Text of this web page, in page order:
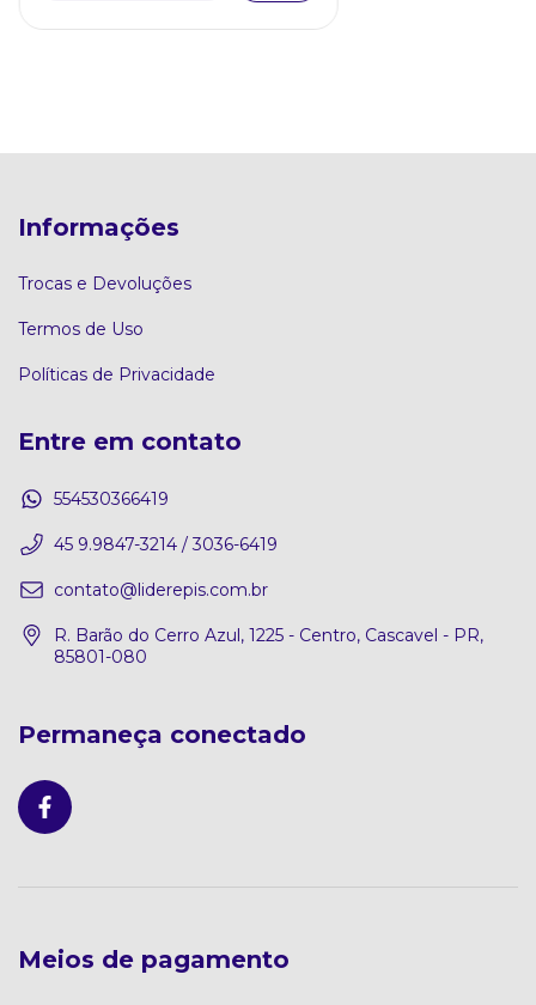
Informações
Trocas e Devoluções
Termos de Uso
Políticas de Privacidade
Entre em contato
554530366419
45 9.9847-3214 / 3036-6419
contato@liderepis.com.br
R. Barão do Cerro Azul, 1225 - Centro, Cascavel - PR,
85801-080
Permaneça conectado
Meios de pagamento